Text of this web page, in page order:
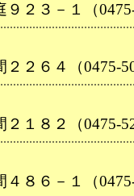
２３－１（
２６４（0475-
１８２（0475-
８６－１（